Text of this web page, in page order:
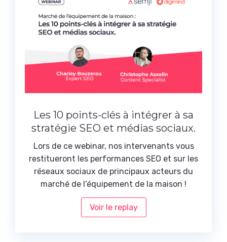
Les 10 points-clés à intégrer à sa
stratégie SEO et médias sociaux.
Lors de ce webinar, nos intervenants vous
restitueront les performances SEO et sur les
réseaux sociaux de principaux acteurs du
marché de l’équipement de la maison !
Voir le replay